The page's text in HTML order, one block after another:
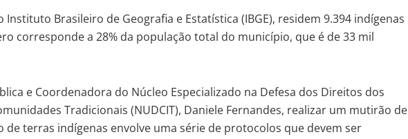
Instituto Brasileiro de Geografia e Estatística (IBGE), residem 9.394 indígenas
corresponde a 28% da população total do município, que é de 33 mil
e Coordenadora do Núcleo Especializado na Defesa dos Direitos dos
Tradicionais (NUDCIT), Daniele Fernandes, realizar um mutirão de
terras indígenas envolve uma série de protocolos que devem ser